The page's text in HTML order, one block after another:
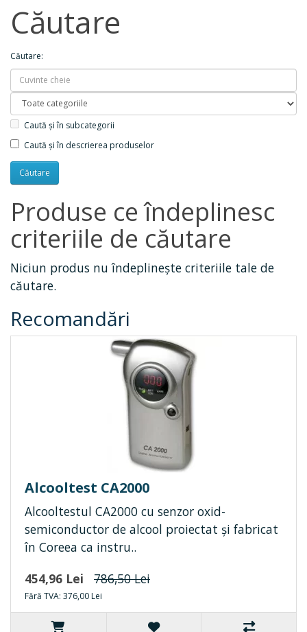
Căutare
Căutare:
Caută și în subcategorii
Caută și în descrierea produselor
Produse ce îndeplinesc
criteriile de căutare
Niciun produs nu îndeplineşte criteriile tale de
căutare.
Recomandări
Alcooltest CA2000
Alcooltestul CA2000 cu senzor oxid-
semiconductor de alcool proiectat și fabricat
în Coreea ca instru..
454,96 Lei
786,50 Lei
Fără TVA: 376,00 Lei